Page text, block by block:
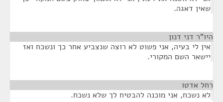
שאין דאגה.
היו"ר דני דנון
אין לי בעיה, אני פשוט לא רוצה שנצביע אחר כך ונשכח ואז
יישאר השם המקורי.
רחל אדטו
לא נשכח, אני מוכנה להבטיח לך שלא נשכח.